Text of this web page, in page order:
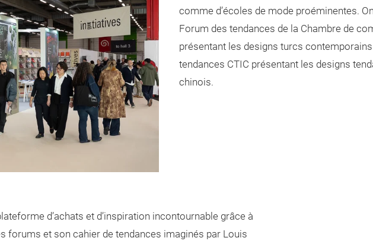
comme d’écoles de mode proéminentes.
Forum des tendances de la Chambre de
présentant les designs turcs
tendances CTIC présentant les designs
chinois.
d’achats et d’inspiration incontournable grâce à
forums et son cahier de tendances imaginés par Louis